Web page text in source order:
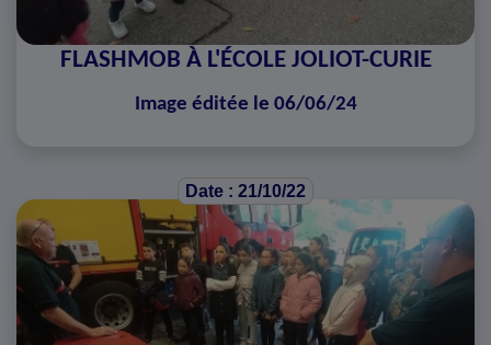
FLASHMOB À L'ÉCOLE JOLIOT-CURIE
Image éditée le 06/06/24
Date : 21/10/22